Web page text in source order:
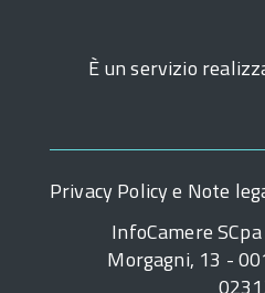
È un servizio
Privacy Policy e Note
InfoCamere
Morgagni, 13 -